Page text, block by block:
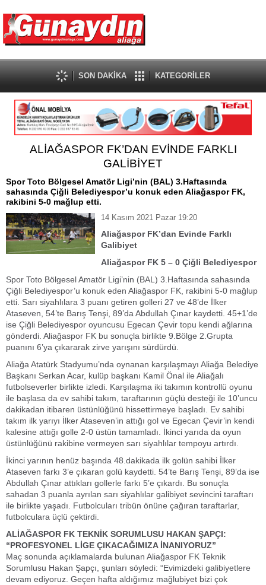
SON DAKİKA KATEGORİLER
ALİAĞASPOR FK’DAN EVİNDE FARKLI
GALİBİYET
Spor Toto Bölgesel Amatör Ligi’nin (BAL) 3.Haftasında
sahasında Çiğli Belediyespor’u konuk eden Aliağaspor FK,
rakibini 5-0 mağlup etti.
14 Kasım 2021 Pazar 19:20
Aliağaspor FK’dan Evinde Farklı
Galibiyet
Aliağaspor FK 5 – 0 Çiğli Belediyespor
Spor Toto Bölgesel Amatör Ligi’nin (BAL) 3.Haftasında sahasında
Çiğli Belediyespor’u konuk eden Aliağaspor FK, rakibini 5-0 mağlup
etti. Sarı siyahlılara 3 puanı getiren golleri 27 ve 48’de İlker
Ataseven, 54’te Barış Tenşi, 89’da Abdullah Çınar kaydetti. 45+1’de
ise Çiğli Belediyespor oyuncusu Egecan Çevir topu kendi ağlarına
gönderdi. Aliağaspor FK bu sonuçla birlikte 9.Bölge 2.Grupta
puanını 6’ya çıkararak zirve yarışını sürdürdü.
Aliağa Atatürk Stadyumu’nda oynanan karşılaşmayı Aliağa Belediye
Başkanı Serkan Acar, kulüp başkanı Kamil Önal ile Aliağalı
futbolseverler birlikte izledi. Karşılaşma iki takımın kontrollü oyunu
ile başlasa da ev sahibi takım, taraftarının güçlü desteği ile 10’uncu
dakikadan itibaren üstünlüğünü hissettirmeye başladı. Ev sahibi
takım ilk yarıyı İlker Ataseven’in attığı gol ve Egecan Çevir’in kendi
kalesine attığı golle 2-0 üstün tamamladı. İkinci yarıda da oyun
üstünlüğünü rakibine vermeyen sarı siyahlılar tempoyu artırdı.
İkinci yarının henüz başında 48.dakikada ilk golün sahibi İlker
Ataseven farkı 3’e çıkaran golü kaydetti. 54’te Barış Tenşi, 89’da ise
Abdullah Çınar attıkları gollerle farkı 5’e çıkardı. Bu sonuçla
sahadan 3 puanla ayrılan sarı siyahlılar galibiyet sevincini taraftarı
ile birlikte yaşadı. Futbolcuları tribün önüne çağıran taraftarlar,
futbolculara üçlü çektirdi.
ALİAĞASPOR FK TEKNİK SORUMLUSU HAKAN ŞAPÇI:
“PROFESYONEL LİGE ÇIKACAĞIMIZA İNANIYORUZ”
Maç sonunda açıklamalarda bulunan Aliağaspor FK Teknik
Sorumlusu Hakan Şapçı, şunları söyledi: “Evimizdeki galibiyetlere
devam ediyoruz. Geçen hafta aldığımız mağlubiyet bizi çok